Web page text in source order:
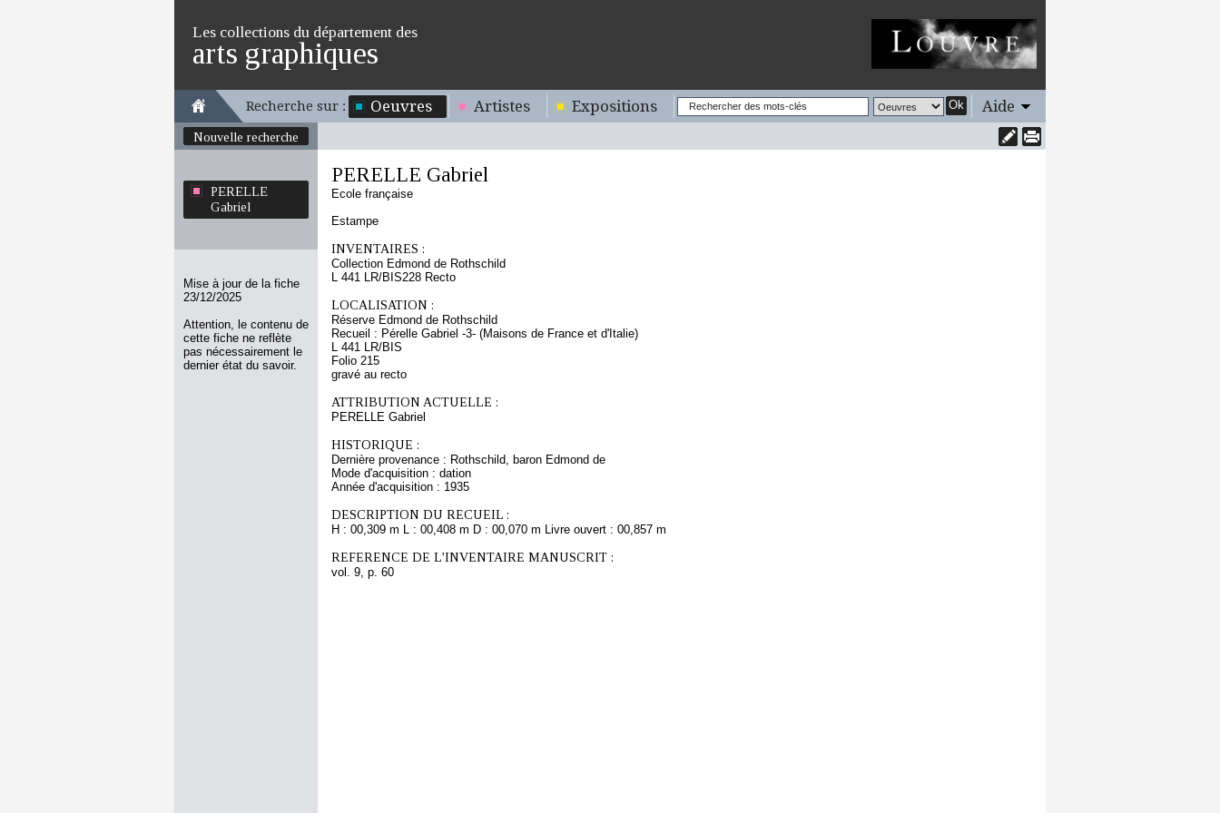
Les collections du département des
arts graphiques
Recherche sur : Oeuvres Artistes Expositions Ok Aide
Nouvelle recherche
PERELLE
Gabriel
Mise à jour de la fiche
23/12/2025
Attention, le contenu de
cette fiche ne reflète
pas nécessairement le
dernier état du savoir.
PERELLE Gabriel
Ecole française
Estampe
INVENTAIRES :
Collection Edmond de Rothschild
L 441 LR/BIS228 Recto
LOCALISATION :
Réserve Edmond de Rothschild
Recueil : Pérelle Gabriel -3- (Maisons de France et d'Italie)
L 441 LR/BIS
Folio 215
gravé au recto
ATTRIBUTION ACTUELLE :
PERELLE Gabriel
HISTORIQUE :
Dernière provenance : Rothschild, baron Edmond de
Mode d'acquisition : dation
Année d'acquisition : 1935
DESCRIPTION DU RECUEIL :
H : 00,309 m L : 00,408 m D : 00,070 m Livre ouvert : 00,857 m
REFERENCE DE L'INVENTAIRE MANUSCRIT :
vol. 9, p. 60